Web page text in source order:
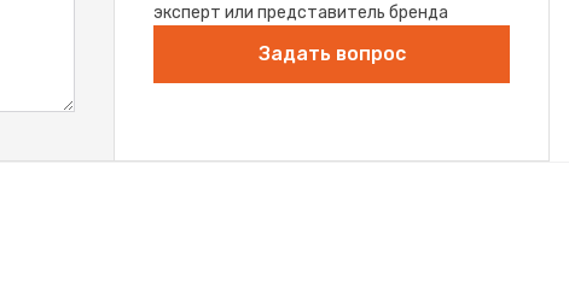
эксперт или представитель бренда
Задать вопрос